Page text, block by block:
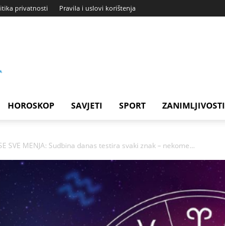
privatnosti Pravila i uslovi korištenja
HOROSKOP SAVJETI SPORT ZANIMLJIVOSTI
SVE MENJA: Sudbina danas testira svaki znak – nekome...